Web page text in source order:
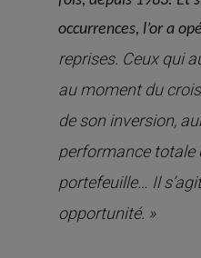
occurrences, l’or a
reprises. Ceux qui
au moment du
de son inversion,
performance totale
portefeuille… Il
opportunité. »